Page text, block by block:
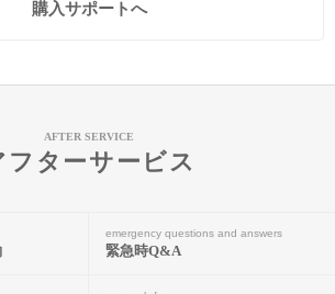
購入サポートへ
AFTER SERVICE
フターサービス
emergency questions and answers
緊急時Q&A